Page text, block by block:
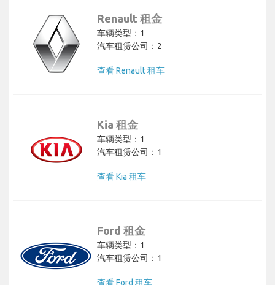
Renault 租金
车辆类型：1
汽车租赁公司：2
查看 Renault 租车
Kia 租金
车辆类型：1
汽车租赁公司：1
查看 Kia 租车
Ford 租金
车辆类型：1
汽车租赁公司：1
查看 Ford 租车